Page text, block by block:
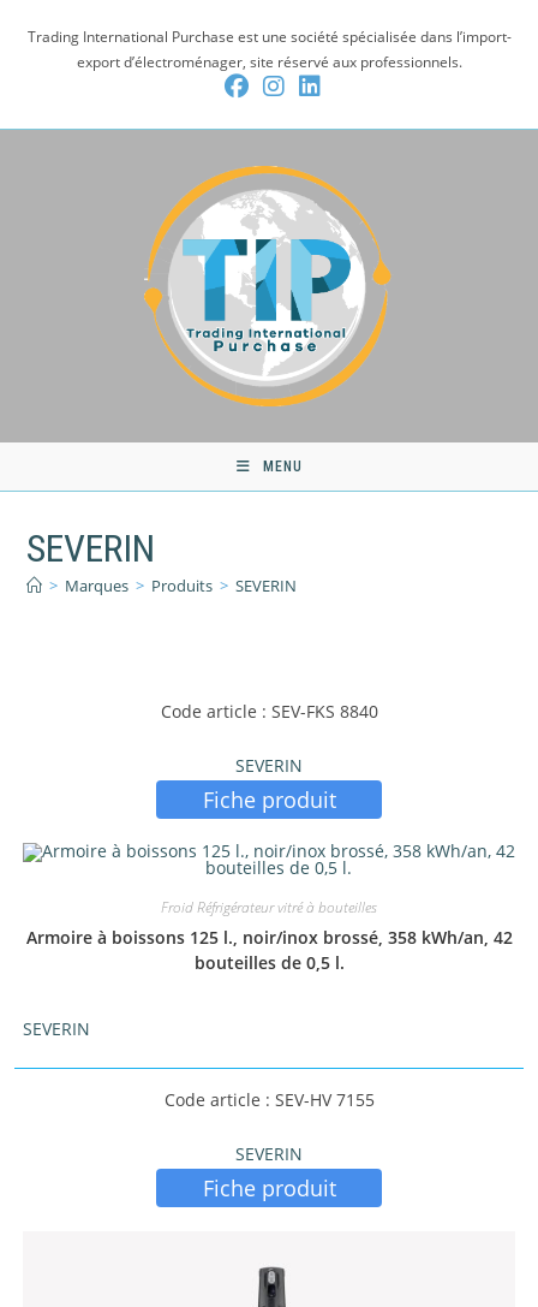
Trading International Purchase est une société spécialisée dans l’import-
export d’électroménager, site réservé aux professionnels.
MENU
SEVERIN
> Marques > Produits > SEVERIN
Catégories de produits
Gros Electroménager(17)
Petit Electroménager(45)
Étiquettes produit
Code article : SEV-FKS 8840
SEVERIN
Fiche produit
Froid Réfrigérateur vitré à bouteilles
Armoire à boissons 125 l., noir/inox brossé, 358 kWh/an, 42
bouteilles de 0,5 l.
SEVERIN
Code article : SEV-HV 7155
SEVERIN
Fiche produit